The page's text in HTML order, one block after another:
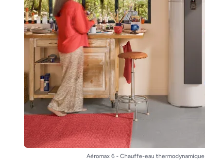
Aéromax 6 - Chauffe-eau thermodynamique